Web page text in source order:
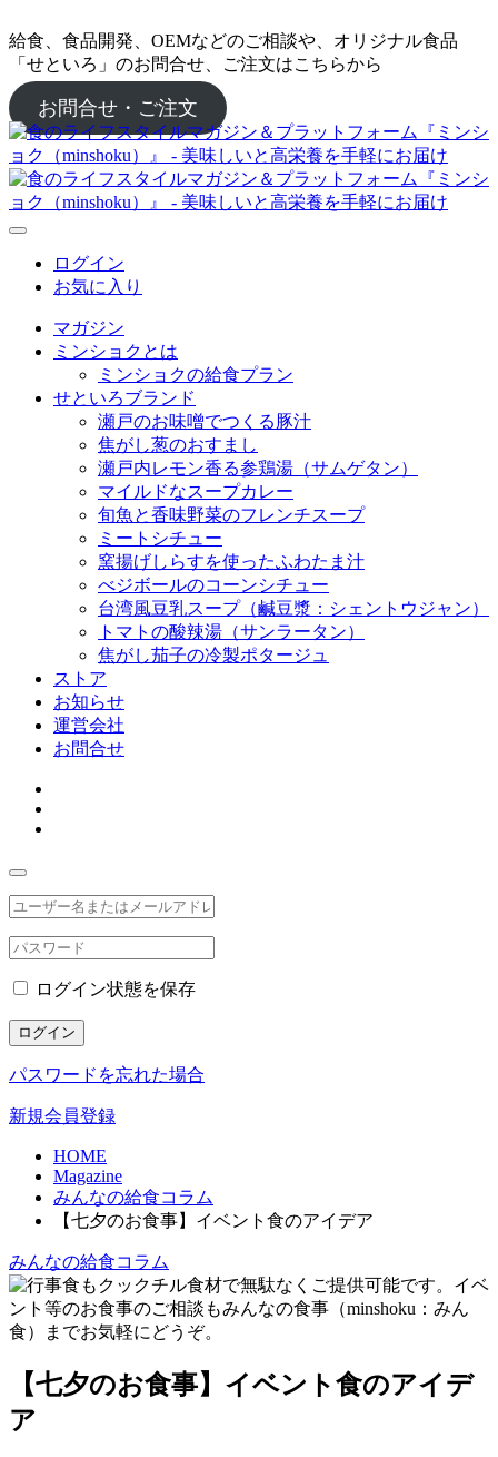
給食、食品開発、OEMなどのご相談や、オリジナル食品
「せといろ」のお問合せ、ご注文はこちらから
お問合せ・ご注文
ログイン
お気に入り
マガジン
ミンショクとは
ミンショクの給食プラン
せといろブランド
瀬戸のお味噌でつくる豚汁
焦がし葱のおすまし
瀬戸内レモン香る参鶏湯（サムゲタン）
マイルドなスープカレー
旬魚と香味野菜のフレンチスープ
ミートシチュー
窯揚げしらすを使ったふわたま汁
べジボールのコーンシチュー
台湾風豆乳スープ（鹹豆漿：シェントウジャン）
トマトの酸辣湯（サンラータン）
焦がし茄子の冷製ポタージュ
ストア
お知らせ
運営会社
お問合せ
ログイン状態を保存
ログイン
パスワードを忘れた場合
新規会員登録
HOME
Magazine
みんなの給食コラム
【七夕のお食事】イベント食のアイデア
みんなの給食コラム
【七夕のお食事】イベント食のアイデ
ア